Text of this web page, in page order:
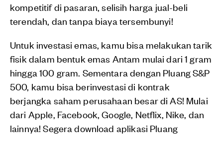
kompetitif di pasaran, selisih harga jual-beli
terendah, dan tanpa biaya tersembunyi!
Untuk investasi emas, kamu bisa melakukan tarik
fisik dalam bentuk emas Antam mulai dari 1 gram
hingga 100 gram. Sementara dengan Pluang S&P
500, kamu bisa berinvestasi di kontrak
berjangka saham perusahaan besar di AS! Mulai
dari Apple, Facebook, Google, Netflix, Nike, dan
lainnya! Segera download aplikasi Pluang